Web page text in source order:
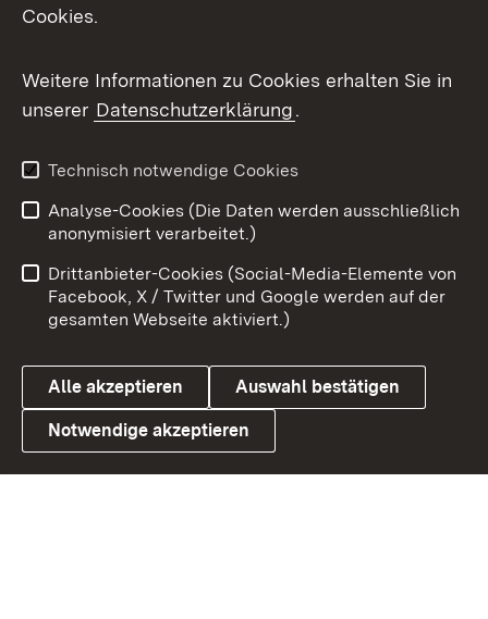
X / Twitter
Youtube
Link zum Landesportal
Impressum
Kontakt
Barrierefreiheit
Datenschutz
Cookies
Cookies.
Weitere Informationen zu Cookies erhalten Sie in
unserer Datenschutzerklärung.
Technisch notwendige Cookies
Analyse-Cookies (Die Daten werden ausschließlich
anonymisiert verarbeitet.)
Drittanbieter-Cookies (Social-Media-Elemente von
Facebook, X / Twitter und Google werden auf der
gesamten Webseite aktiviert.)
Alle akzeptieren Auswahl bestätigen
Notwendige akzeptieren